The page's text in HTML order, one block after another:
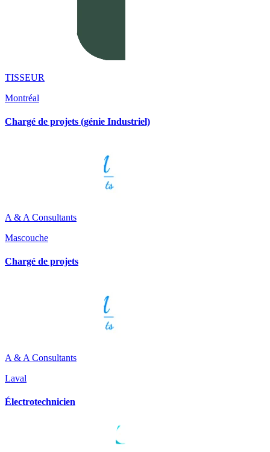
TISSEUR
Montréal
Chargé de projets (génie Industriel)
A & A Consultants
Mascouche
Chargé de projets
A & A Consultants
Laval
Électrotechnicien